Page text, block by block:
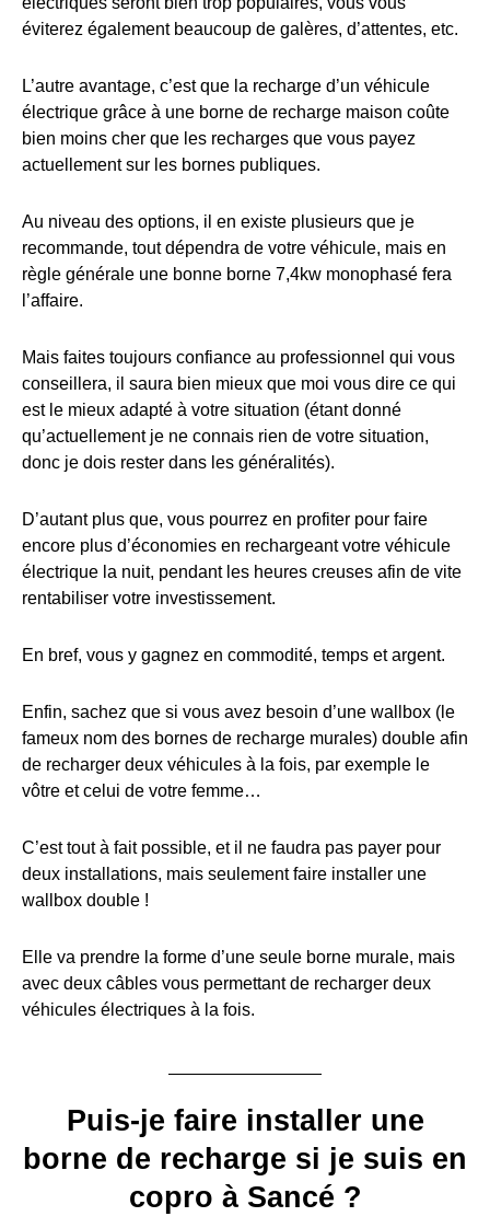
éviterez également beaucoup de galères, d’attentes, etc.
L’autre avantage, c’est que la recharge d’un véhicule
électrique grâce à une borne de recharge maison coûte
bien moins cher que les recharges que vous payez
actuellement sur les bornes publiques.
Au niveau des options, il en existe plusieurs que je
recommande, tout dépendra de votre véhicule, mais en
règle générale une bonne borne 7,4kw monophasé fera
l’affaire.
Mais faites toujours confiance au professionnel qui vous
conseillera, il saura bien mieux que moi vous dire ce qui
est le mieux adapté à votre situation (étant donné
qu’actuellement je ne connais rien de votre situation,
donc je dois rester dans les généralités).
D’autant plus que, vous pourrez en profiter pour faire
encore plus d’économies en rechargeant votre véhicule
électrique la nuit, pendant les heures creuses afin de vite
rentabiliser votre investissement.
En bref, vous y gagnez en commodité, temps et argent.
Enfin, sachez que si vous avez besoin d’une wallbox (le
fameux nom des bornes de recharge murales) double afin
de recharger deux véhicules à la fois, par exemple le
vôtre et celui de votre femme…
C’est tout à fait possible, et il ne faudra pas payer pour
deux installations, mais seulement faire installer une
wallbox double !
Elle va prendre la forme d’une seule borne murale, mais
avec deux câbles vous permettant de recharger deux
véhicules électriques à la fois.
Puis-je faire installer une
borne de recharge si je suis en
copro à Sancé ?